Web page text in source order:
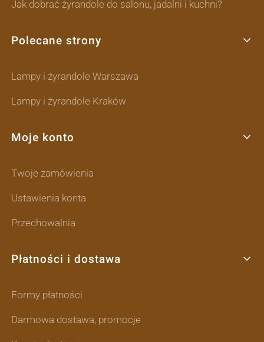
Jak dobrać żyrandole do salonu, jadalni i kuchni?
Polecane strony
Lampy i żyrandole Warszawa
Lampy i żyrandole Kraków
Moje konto
Twoje zamówienia
Ustawienia konta
Przechowalnia
Płatności i dostawa
Formy płatności
Darmowa dostawa, promocje